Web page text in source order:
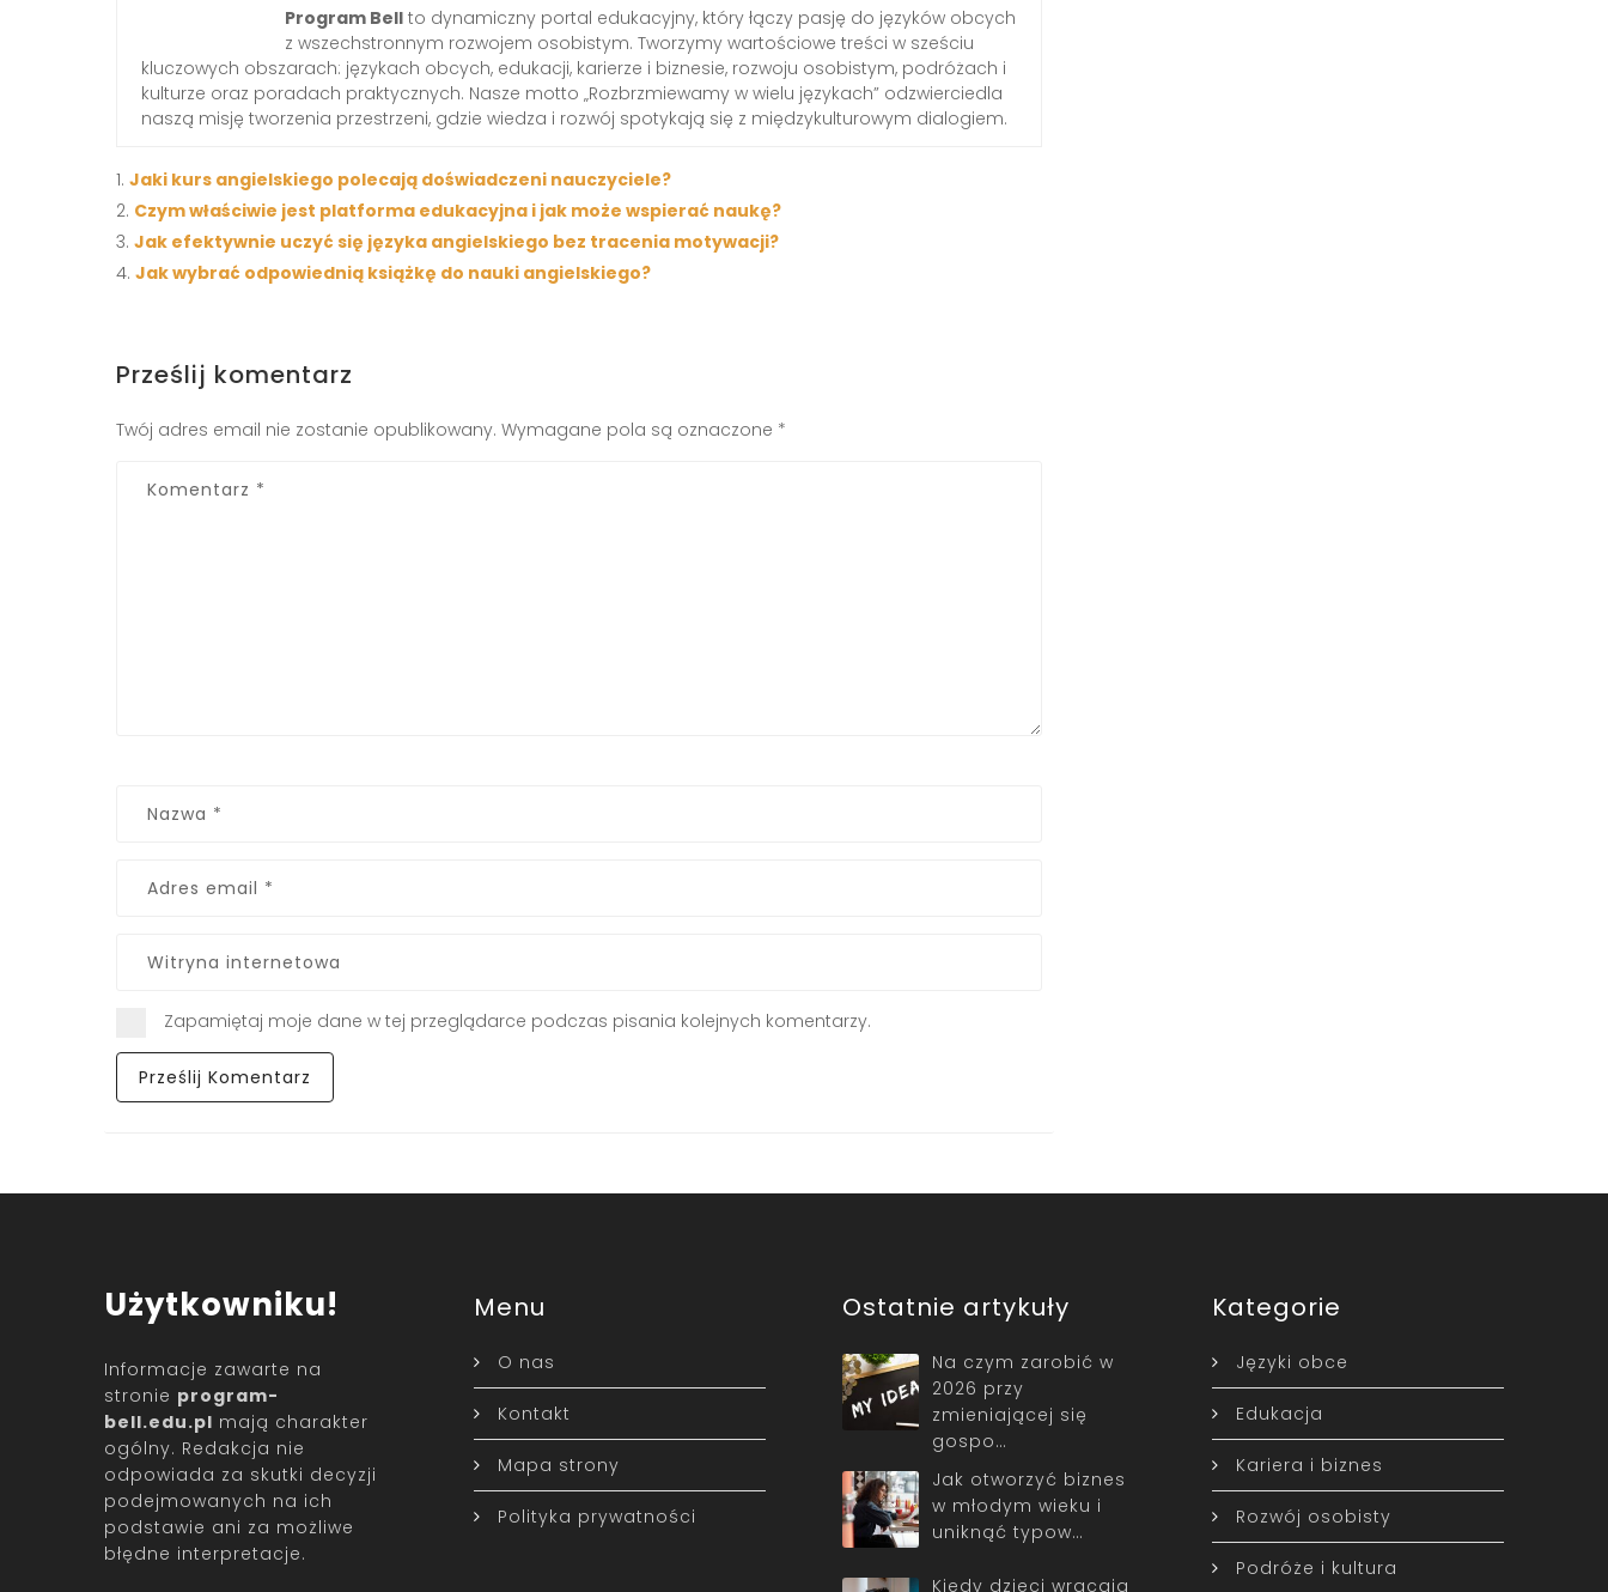
Program Bell to dynamiczny portal edukacyjny, który łączy pasję do języków obcych
z wszechstronnym rozwojem osobistym. Tworzymy wartościowe treści w sześciu
kluczowych obszarach: językach obcych, edukacji, karierze i biznesie, rozwoju osobistym, podróżach i
kulturze oraz poradach praktycznych. Nasze motto „Rozbrzmiewamy w wielu językach” odzwierciedla
naszą misję tworzenia przestrzeni, gdzie wiedza i rozwój spotykają się z międzykulturowym dialogiem.
Jaki kurs angielskiego polecają doświadczeni nauczyciele?
Czym właściwie jest platforma edukacyjna i jak może wspierać naukę?
Jak efektywnie uczyć się języka angielskiego bez tracenia motywacji?
Jak wybrać odpowiednią książkę do nauki angielskiego?
Prześlij komentarz
Twój adres email nie zostanie opublikowany. Wymagane pola są oznaczone *
Zapamiętaj moje dane w tej przeglądarce podczas pisania kolejnych komentarzy.
Użytkowniku!
Informacje zawarte na
stronie program-
bell.edu.pl mają charakter
ogólny. Redakcja nie
odpowiada za skutki decyzji
podejmowanych na ich
podstawie ani za możliwe
błędne interpretacje.
Menu
O nas
Kontakt
Mapa strony
Polityka prywatności
Ostatnie artykuły
Na czym zarobić w
2026 przy
zmieniającej się
gospo…
Jak otworzyć biznes
w młodym wieku i
uniknąć typow…
Kiedy dzieci wracają
Kategorie
Języki obce
Edukacja
Kariera i biznes
Rozwój osobisty
Podróże i kultura